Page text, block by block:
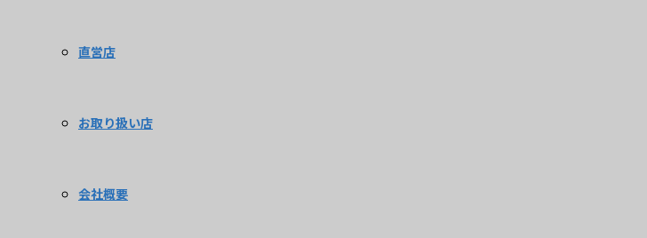
直営店
お取り扱い店
会社概要